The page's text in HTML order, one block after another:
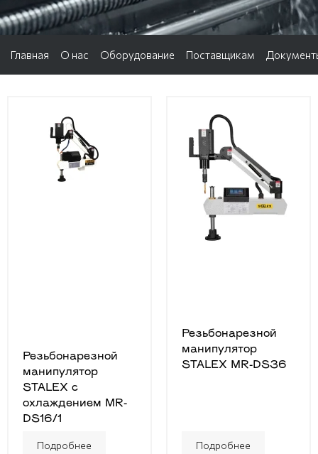
Главная О нас Оборудование Поставщикам
Резьбонарезной
манипулятор
STALEX с
охлаждением MR-
DS16/1
Подробнее
Резьбонарезной
манипулятор
STALEX MR-DS36
Подробнее